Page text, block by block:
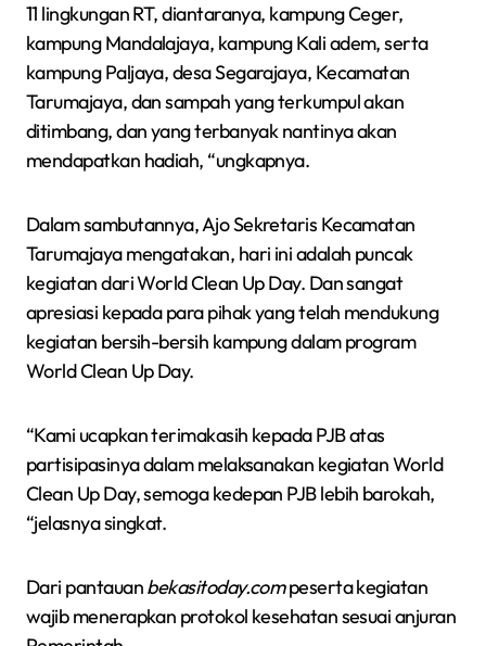
11 lingkungan RT, diantaranya, kampung Ceger,
kampung Mandalajaya, kampung Kali adem, serta
kampung Paljaya, desa Segarajaya, Kecamatan
Tarumajaya, dan sampah yang terkumpul akan
ditimbang, dan yang terbanyak nantinya akan
mendapatkan hadiah, “ungkapnya.
Dalam sambutannya, Ajo Sekretaris Kecamatan
Tarumajaya mengatakan, hari ini adalah puncak
kegiatan dari World Clean Up Day. Dan sangat
apresiasi kepada para pihak yang telah mendukung
kegiatan bersih-bersih kampung dalam program
World Clean Up Day.
“Kami ucapkan terimakasih kepada PJB atas
partisipasinya dalam melaksanakan kegiatan World
Clean Up Day, semoga kedepan PJB lebih barokah,
“jelasnya singkat.
Dari pantauanbekasitoday.compeserta kegiatan
wajib menerapkan protokol kesehatan sesuai anjuran